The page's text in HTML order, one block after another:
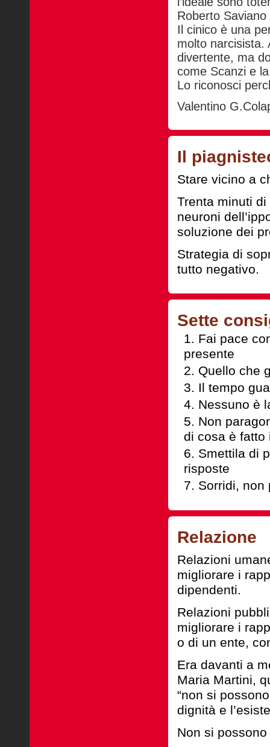
Roberto
Il cinico è una
molto narcisista.
divertente, ma
come Scanzi e
Lo riconosci
Valentino
Il
Stare vicino a
Trenta minuti
neuroni
soluzione dei
Strategia di
tutto negativo.
Sette
Fai pace
presente
Quello che
Il tempo
Nessuno è
Non
di cosa è fatto
Smettila di
risposte
Sorridi, non
Relazione
Relazioni
migliorare i
dipendenti.
Relazioni
migliorare i
o di un ente,
Era davanti a
Maria Martini,
“non si
dignità e
Non si